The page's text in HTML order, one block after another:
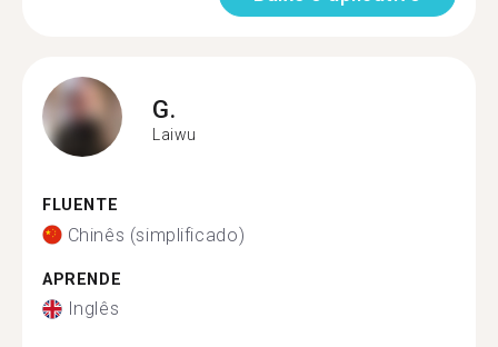
G.
Laiwu
FLUENTE
Chinês (simplificado)
APRENDE
Inglês